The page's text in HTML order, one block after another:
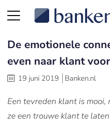
De emotionele
even naar klant
19 juni 2019 Banken.nl
Een tevreden klant is
ze een trouwe klant te